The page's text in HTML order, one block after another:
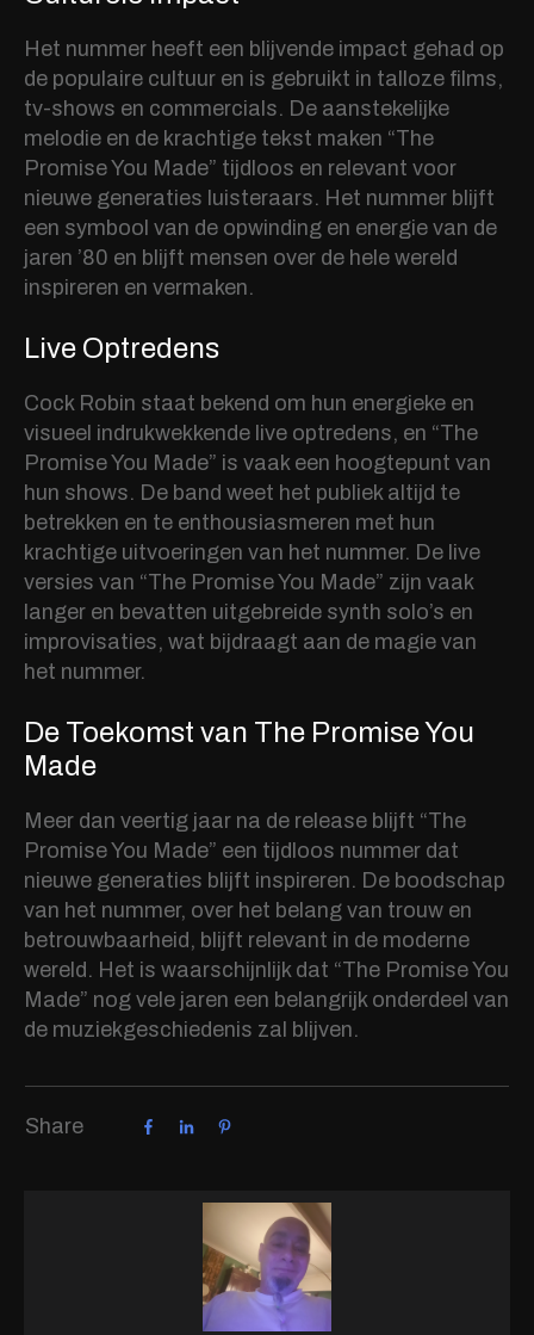
Het nummer heeft een blijvende impact gehad op
de populaire cultuur en is gebruikt in talloze films,
tv-shows en commercials. De aanstekelijke
melodie en de krachtige tekst maken “The
Promise You Made” tijdloos en relevant voor
nieuwe generaties luisteraars. Het nummer blijft
een symbool van de opwinding en energie van de
jaren ’80 en blijft mensen over de hele wereld
inspireren en vermaken.
Live Optredens
Cock Robin staat bekend om hun energieke en
visueel indrukwekkende live optredens, en “The
Promise You Made” is vaak een hoogtepunt van
hun shows. De band weet het publiek altijd te
betrekken en te enthousiasmeren met hun
krachtige uitvoeringen van het nummer. De live
versies van “The Promise You Made” zijn vaak
langer en bevatten uitgebreide synth solo’s en
improvisaties, wat bijdraagt aan de magie van
het nummer.
De Toekomst van The Promise You
Made
Meer dan veertig jaar na de release blijft “The
Promise You Made” een tijdloos nummer dat
nieuwe generaties blijft inspireren. De boodschap
van het nummer, over het belang van trouw en
betrouwbaarheid, blijft relevant in de moderne
wereld. Het is waarschijnlijk dat “The Promise You
Made” nog vele jaren een belangrijk onderdeel van
de muziekgeschiedenis zal blijven.
Share